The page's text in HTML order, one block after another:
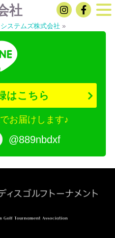
社
ステムズ株式会社 »
はこちら
お届けします♪
@889nbdxf